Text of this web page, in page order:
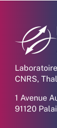
CNRS,
1 Avenue
91120